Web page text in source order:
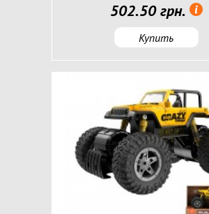
502.50 грн.
Купить